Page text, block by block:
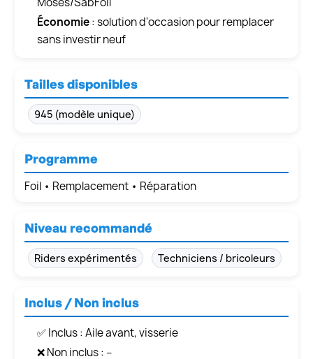
Économie: solution d'occasion pour remplacer
sans investir neuf
Tailles disponibles
945 (modèle unique)
Programme
Foil • Remplacement • Réparation
Niveau recommandé
Riders expérimentés Techniciens / bricoleurs
Inclus / Non inclus
✅ Inclus : Aile avant, visserie
❌ Non inclus : –